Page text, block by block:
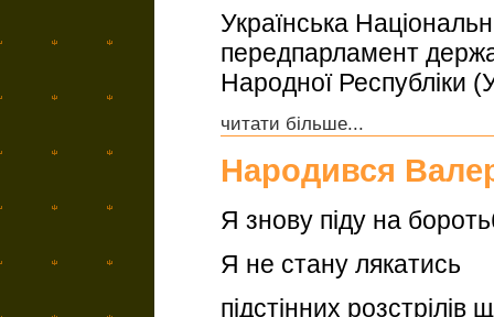
Українська
передпарламент
Народної Республіки
читати більше...
Народився
Я знову піду на
Я не стану лякатись
підстінних розстрілів